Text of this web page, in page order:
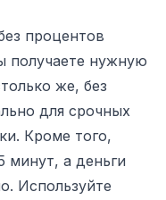
процентов
получаете нужную
же, без
для срочных
Кроме того,
минут, а деньги
Используйте